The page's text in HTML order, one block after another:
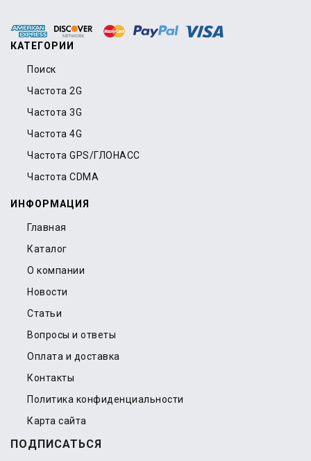
КАТЕГОРИИ
Поиск
Частота 2G
Частота 3G
Частота 4G
Частота GPS/ГЛОНАСС
Частота CDMA
ИНФОРМАЦИЯ
Главная
Каталог
О компании
Новости
Статьи
Вопросы и ответы
Оплата и доставка
Контакты
Политика конфиденциальности
Карта сайта
ПОДПИСАТЬСЯ